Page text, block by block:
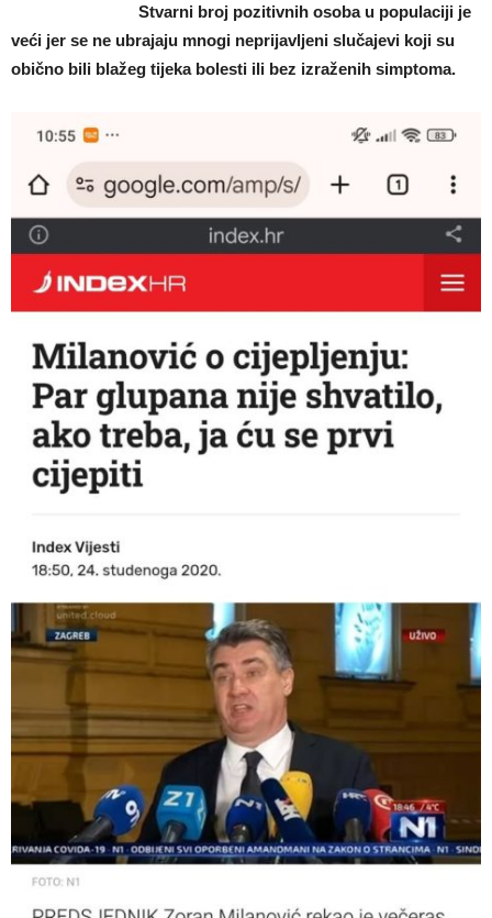
Stvarni broj pozitivnih osoba u populaciji je
veći jer se ne ubrajaju mnogi neprijavljeni slučajevi koji su
obično bili blažeg tijeka bolesti ili bez izraženih simptoma.